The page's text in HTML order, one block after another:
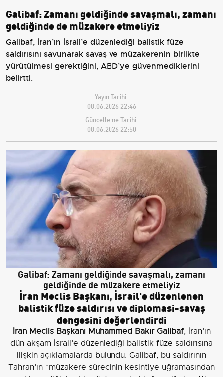
Galibaf: Zamanı geldiğinde savaşmalı, zamanı
geldiğinde de müzakere etmeliyiz
Galibaf, İran’ın İsrail’e düzenlediği balistik füze
saldırısını savunarak savaş ve müzakerenin birlikte
yürütülmesi gerektiğini, ABD’ye güvenmediklerini
belirtti.
Yayın Tarihi:
08.06.2026 22:46
Güncelleme Tarihi:
08.06.2026 22:50
Galibaf: Zamanı geldiğinde savaşmalı, zamanı
geldiğinde de müzakere etmeliyiz
İran Meclis Başkanı, İsrail'e düzenlenen
balistik füze saldırısı ve diplomasi-savaş
dengesini değerlendirdi
İran Meclis Başkanı Muhammed Bakır Galibaf, İran’ın
dün akşam İsrail’e düzenlediği balistik füze saldırısına
ilişkin açıklamalarda bulundu. Galibaf, bu saldırının
Tahran’ın “müzakere sürecinin kesintiye uğramasından